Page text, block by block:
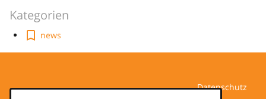
Kategorien
news
Datenschutz